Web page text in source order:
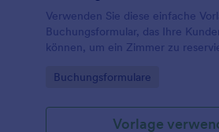
Verwenden Sie diese einfache
Buchungsformular, das Ihre
können, um ein Zimmer zu
Telefonnummer, E-Mail, Anzahl
dieser Buchungsformularvorlage
Mails einrichten, damit Ihre
Go to Category:
Buchungsformulare
Vorlage